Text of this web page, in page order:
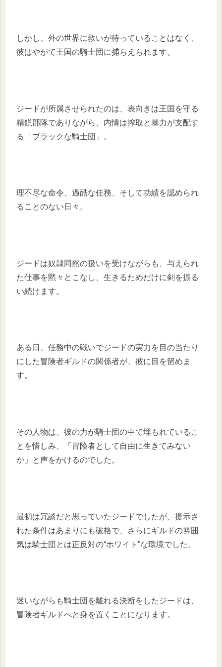
しかし、外の世界に救いが待っていることはなく、
彼はやがて王国の騎士団に捕らえられます。
ジードが所属させられたのは、表向きは王国を守る
精鋭部隊でありながら、内情は搾取と暴力が支配す
る「ブラックな騎士団」。
理不尽な命令、過酷な任務、そして功績を認められ
ることのない日々。
ジードは奴隷同然の扱いを受けながらも、与えられ
た仕事を黙々とこなし、生きるためだけに剣を振る
い続けます。
ある日、任務中の戦いでジードの実力を目の当たり
にした冒険者ギルドの関係者が、彼に目を留めま
す。
その人物は、彼の力が騎士団の中で埋もれているこ
とを惜しみ、「冒険者として自由に生きてみない
か」と声をかけるのでした。
最初は冗談だと思っていたジードでしたが、提示さ
れた条件はあまりにも破格で、さらにギルドの雰囲
気は騎士団とは正反対の“ホワイト”な環境でした。
迷いながらも騎士団を離れる決断をしたジードは、
冒険者ギルドへと身を置くことになります。